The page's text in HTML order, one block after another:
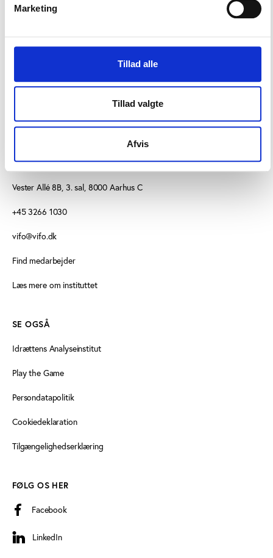
Marketing
Tillad alle
Tillad valgte
Afvis
folkeoplysningsmidler.
Festivalen er gratis og åben for alle.
KONTAKT
Vester Allé 8B, 3. sal, 8000 Aarhus C
+45 3266 1030
vifo@vifo.dk
Find medarbejder
Læs mere om instituttet
SE OGSÅ
Idrættens Analyseinstitut
Play the Game
Persondatapolitik
Cookiedeklaration
Tilgængelighedserklæring
FØLG OS HER
Facebook
LinkedIn
LinkedIn